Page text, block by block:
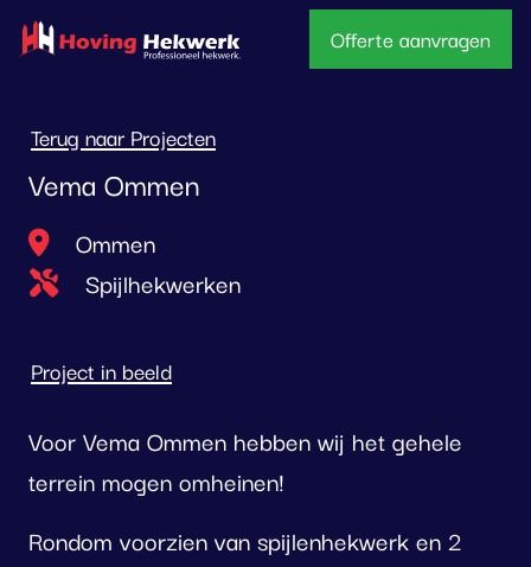
overslaan
Offerte aanvragen
Terug naar Projecten
Vema Ommen
Locatie
Ommen
Type project
Spijlhekwerken
Project in beeld
Voor Vema Ommen hebben wij het gehele
terrein mogen omheinen!
Rondom voorzien van spijlenhekwerk en 2